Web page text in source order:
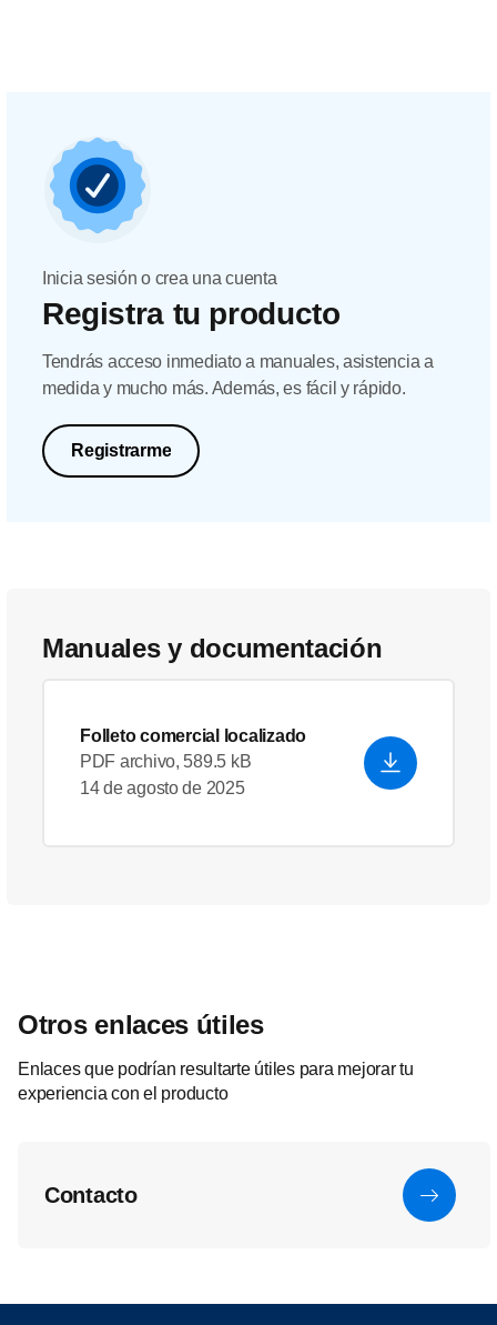
Inicia sesión o crea una cuenta
Registra tu producto
Tendrás acceso inmediato a manuales, asistencia a
medida y mucho más. Además, es fácil y rápido.
Registrarme
Manuales y documentación
Folleto comercial localizado
PDF archivo, 589.5 kB
14 de agosto de 2025
Otros enlaces útiles
Enlaces que podrían resultarte útiles para mejorar tu
experiencia con el producto
Contacto